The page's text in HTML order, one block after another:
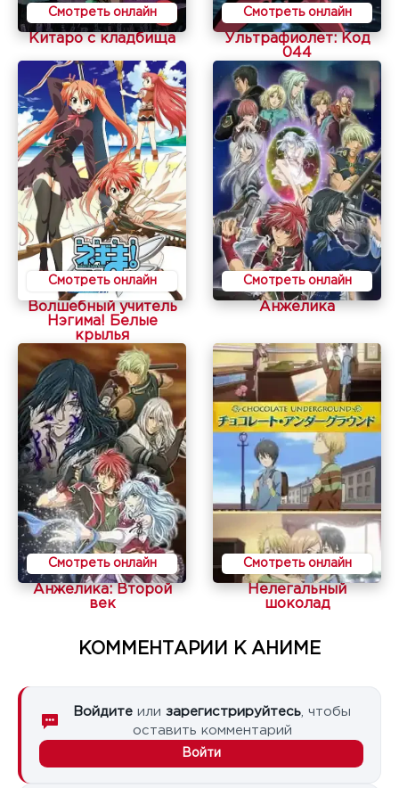
Смотреть онлайн
Китаро с кладбища
Смотреть онлайн
Ультрафиолет: Код
044
Смотреть онлайн
Волшебный учитель
Нэгима! Белые
крылья
Смотреть онлайн
Анжелика
Смотреть онлайн
Анжелика: Второй
век
Смотреть онлайн
Нелегальный
шоколад
КОММЕНТАРИИ К АНИМЕ
Войдите или зарегистрируйтесь , чтобы
оставить комментарий
Войти